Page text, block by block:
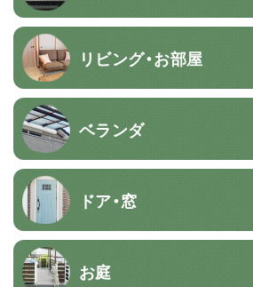
リビング・お部屋
ベランダ
ドア・窓
お庭